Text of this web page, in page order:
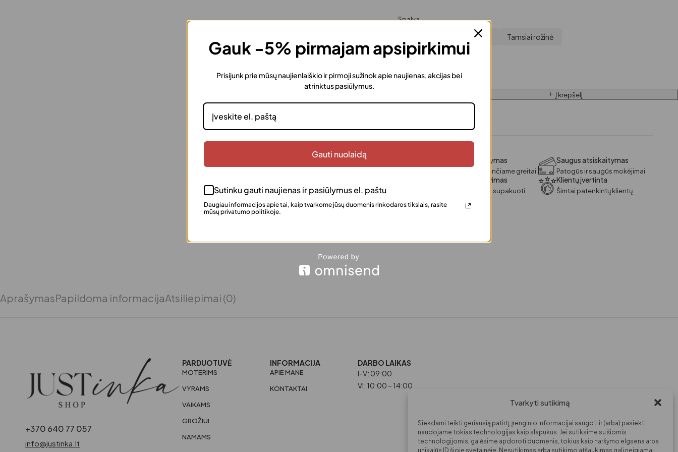
Tvarkyti sutikimą
Siekdami teikti geriausią patirtį, įrenginio informacijai saugoti ir (arba) pasiekti
naudojame tokias technologijas kaip slapukus. Jei sutiksime su šiomis
technologijomis, galėsime apdoroti duomenis, tokius kaip naršymo elgsena arba
unikalūs ID šioje svetainėje. Nesutikimas arba sutikimo atšaukimas gali neigiamai
Spalva
Šviesiai rožinė Tamsiai rožinė
Į krepšelį
Greitas pristatymas
Užsakymus išsiunčiame greitai
Dovanos pakavimas
Šią prekę galima supakuoti
Saugus atsiskaitymas
Patogūs ir saugūs mokėjimai
Klientų įvertinta
Šimtai patenkintų klientų
AprašymasPapildoma informacijaAtsiliepimai (0)
+370 640 77 057
info@justinka.lt
PARDUOTUVĖ
MOTERIMS
VYRAMS
VAIKAMS
GROŽIUI
NAMAMS
INFORMACIJA
APIE MANE
KONTAKTAI
DARBO LAIKAS
I-V: 09:00
VI: 10:00 – 14:00
Gauk -5% pirmajam apsipirkimui
Prisijunk prie mūsų naujienlaiškio ir pirmoji sužinok apie naujienas, akcijas bei
atrinktus pasiūlymus.
Gauti nuolaidą
Sutinku gauti naujienas ir pasiūlymus el. paštu
Daugiau informacijos apie tai, kaip tvarkome jūsų duomenis rinkodaros tikslais, rasite
mūsų privatumo politikoje.